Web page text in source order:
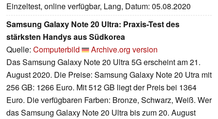
Einzeltest, online verfügbar, Lang, Datum: 05.08.2020
Samsung Galaxy Note 20 Ultra: Praxis-Test des
stärksten Handys aus Südkorea
Quelle: Computerbild
Archive.org version
Das Samsung Galaxy Note 20 Ultra 5G erscheint am 21.
August 2020. Die Preise: Samsung Galaxy Note 20 Utra mit
256 GB: 1266 Euro. Mit 512 GB liegt der Preis bei 1364
Euro. Die verfügbaren Farben: Bronze, Schwarz, Weiß. Wer
das Samsung Galaxy Note 20 Ultra bis zum 20. August